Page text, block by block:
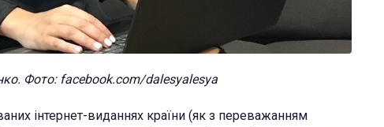
Фото: facebook.com/dalesyalesya
інтернет-виданнях країни (як з переважанням